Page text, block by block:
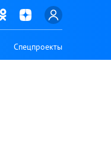
Спецпроекты